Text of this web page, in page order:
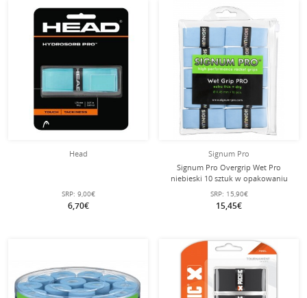
Head
SRP: 9,00€
6,70€
Signum Pro
Signum Pro Overgrip Wet Pro
niebieski 10 sztuk w opakowaniu
SRP: 15,90€
15,45€